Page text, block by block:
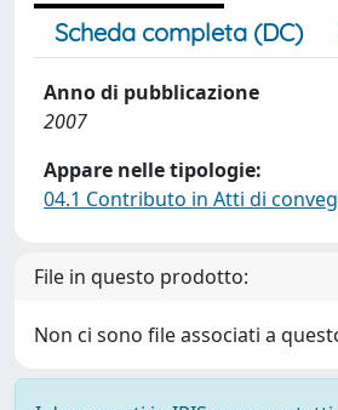
Scheda completa (DC)
Anno di pubblicazione
2007
Appare nelle tipologie:
04.1 Contributo in Atti di
File in questo prodotto:
Non ci sono file associati a